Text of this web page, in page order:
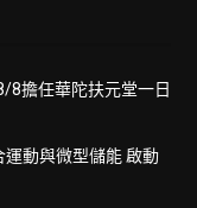
8擔任華陀扶元堂一日
動與微型儲能 啟動